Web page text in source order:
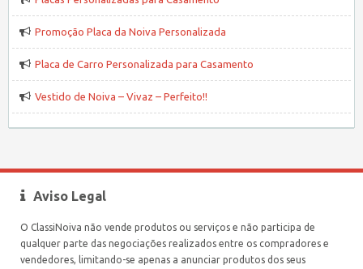
Promoção Placa da Noiva Personalizada
Placa de Carro Personalizada para Casamento
Vestido de Noiva – Vivaz – Perfeito!!
Aviso Legal
O ClassiNoiva não vende produtos ou serviços e não participa de
qualquer parte das negociações realizados entre os compradores e
vendedores, limitando-se apenas a anunciar produtos dos seus